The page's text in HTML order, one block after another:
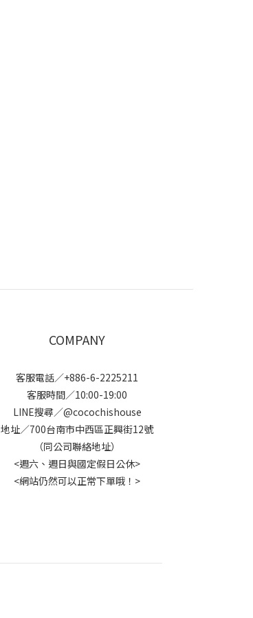
COMPANY
客服電話／+886-6-2225211
客服時間／10:00-19:00
LINE搜尋／@cocochishouse
地址／700台南市中西區正興街12號
（同公司聯絡地址）
<週六、週日與國定假日公休>
<網站仍然可以正常下單哦！>